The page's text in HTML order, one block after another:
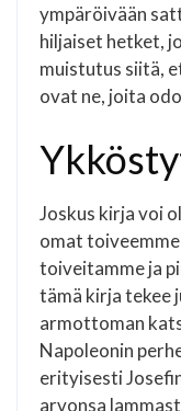
ympäröivään
hiljaiset hetket,
muistutus siitä,
ovat ne, joita
Joskus kirja voi
omat
toiveitamme ja
tämä kirja tekee
armottoman
Napoleonin
erityisesti
arvonsa